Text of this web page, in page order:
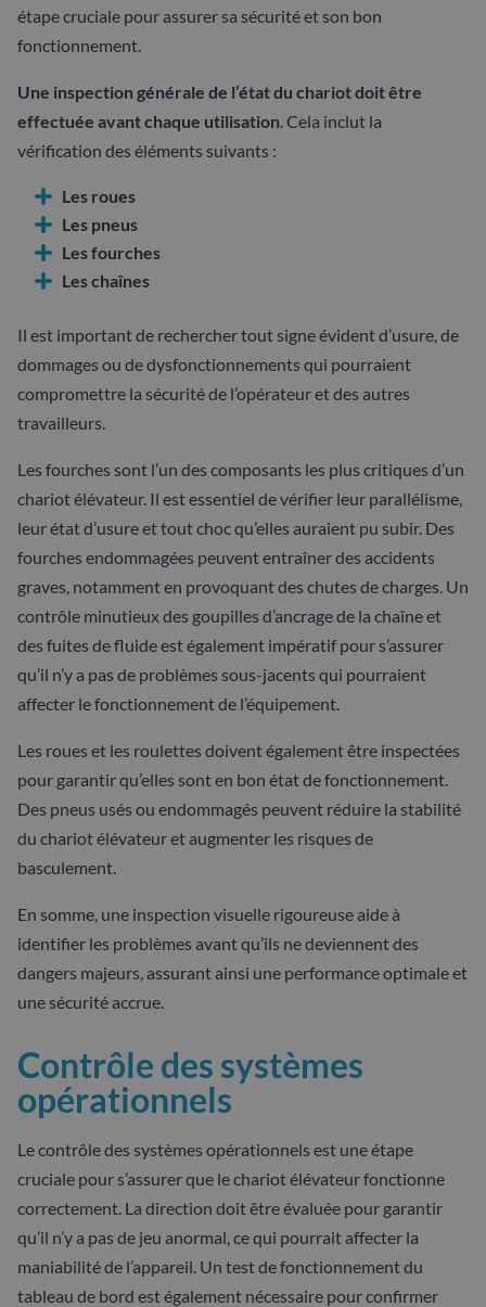
étape cruciale pour assurer sa sécurité et son bon
fonctionnement.
Une inspection générale de l’état du chariot doit être
effectuée avant chaque utilisation. Cela inclut la
vérification des éléments suivants :
Les roues
Les pneus
Les fourches
Les chaînes
Il est important de rechercher tout signe évident d’usure, de
dommages ou de dysfonctionnements qui pourraient
compromettre la sécurité de l’opérateur et des autres
travailleurs.
Les fourches sont l’un des composants les plus critiques d’un
chariot élévateur. Il est essentiel de vérifier leur parallélisme,
leur état d’usure et tout choc qu’elles auraient pu subir. Des
fourches endommagées peuvent entraîner des accidents
graves, notamment en provoquant des chutes de charges. Un
contrôle minutieux des goupilles d’ancrage de la chaîne et
des fuites de fluide est également impératif pour s’assurer
qu’il n’y a pas de problèmes sous-jacents qui pourraient
affecter le fonctionnement de l’équipement.
Les roues et les roulettes doivent également être inspectées
pour garantir qu’elles sont en bon état de fonctionnement.
Des pneus usés ou endommagés peuvent réduire la stabilité
du chariot élévateur et augmenter les risques de
basculement.
En somme, une inspection visuelle rigoureuse aide à
identifier les problèmes avant qu’ils ne deviennent des
dangers majeurs, assurant ainsi une performance optimale et
une sécurité accrue.
Contrôle des systèmes
opérationnels
Le contrôle des systèmes opérationnels est une étape
cruciale pour s’assurer que le chariot élévateur fonctionne
correctement. La direction doit être évaluée pour garantir
qu’il n’y a pas de jeu anormal, ce qui pourrait affecter la
maniabilité de l’appareil. Un test de fonctionnement du
tableau de bord est également nécessaire pour confirmer